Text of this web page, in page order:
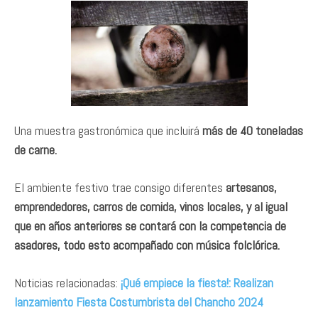
Una muestra gastronómica que incluirá más de 40 toneladas
de carne.
El ambiente festivo trae consigo diferentes artesanos,
emprendedores, carros de comida, vinos locales, y al igual
que en años anteriores se contará con la competencia de
asadores, todo esto acompañado con música folclórica.
Noticias relacionadas: ¡Qué empiece la fiesta!: Realizan
lanzamiento Fiesta Costumbrista del Chancho 2024